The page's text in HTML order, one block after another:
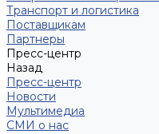
Транспорт и логистика
Поставщикам
Партнеры
Пресс-центр
Назад
Пресс-центр
Новости
Мультимедиа
СМИ о нас